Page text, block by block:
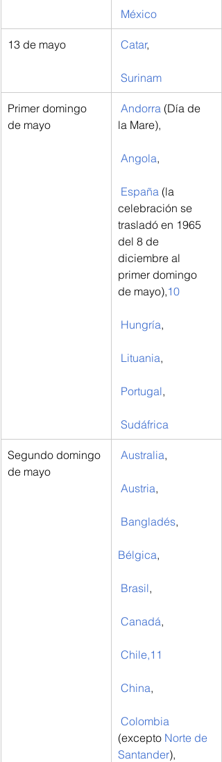
México
13 de mayo Catar,
Surinam
Primer domingo
de mayo
Andorra (Día de
la Mare),
Angola,
España (la
celebración se
trasladó en 1965
del 8 de
diciembre al
primer domingo
de mayo),10
Hungría,
Lituania,
Portugal,
Sudáfrica
Segundo domingo
de mayo
Australia,
Austria,
Bangladés,
Bélgica,
Brasil,
Canadá,
Chile,11
China,
Colombia
(excepto Norte de
Santander),